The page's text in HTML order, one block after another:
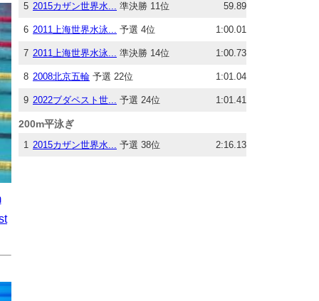
5 2015カザン世界水... 準決勝 11位 59.89
6 2011上海世界水泳... 予選 4位 1:00.01
7 2011上海世界水泳... 準決勝 14位 1:00.73
8 2008北京五輪 予選 22位 1:01.04
9 2022ブダペスト世... 予選 24位 1:01.41
200m平泳ぎ
1 2015カザン世界水... 予選 38位 2:16.13